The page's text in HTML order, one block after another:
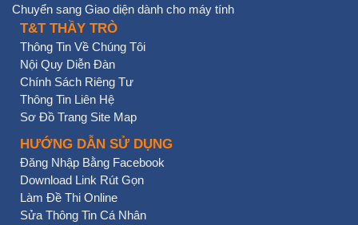
Chuyển sang Giao diện dành cho máy tính
T&T THẦY TRÒ
Thông Tin Về Chúng Tôi
Nội Quy Diễn Đàn
Chính Sách Riêng Tư
Thông Tin Liên Hệ
Sơ Đồ Trang Site Map
HƯỚNG DẪN SỬ DỤNG
Đăng Nhập Bằng Facebook
Download Link Rút Gọn
Làm Đề Thi Online
Sửa Thông Tin Cá Nhân